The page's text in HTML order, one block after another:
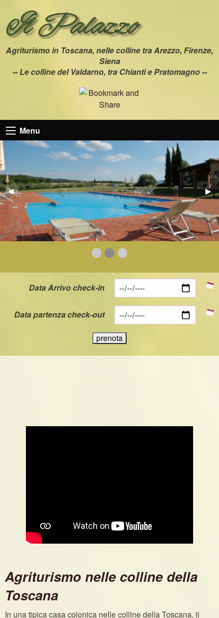
Agriturismo in Toscana, nelle colline tra Arezzo, Firenze,
Siena
-- Le colline del Valdarno, tra Chianti e Pratomagno --
Menu
Previous Slide
◀︎ ▶︎
First slide details.
Second slide details.
Current Slide
Third slide details.
Data Arrivo check-in
Data partenza check-out
Agriturismo nelle colline della
Toscana
In una tipica casa colonica nelle colline della Toscana, il